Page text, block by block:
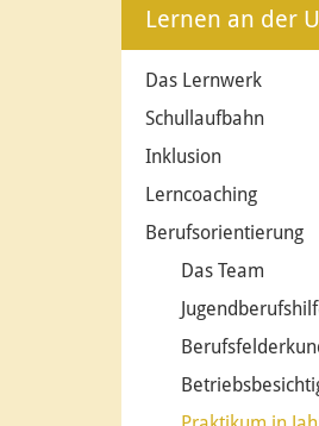
Lernen an der
Das Lernwerk
Schullaufbahn
Inklusion
Lerncoaching
Berufsorientierung
Das Team